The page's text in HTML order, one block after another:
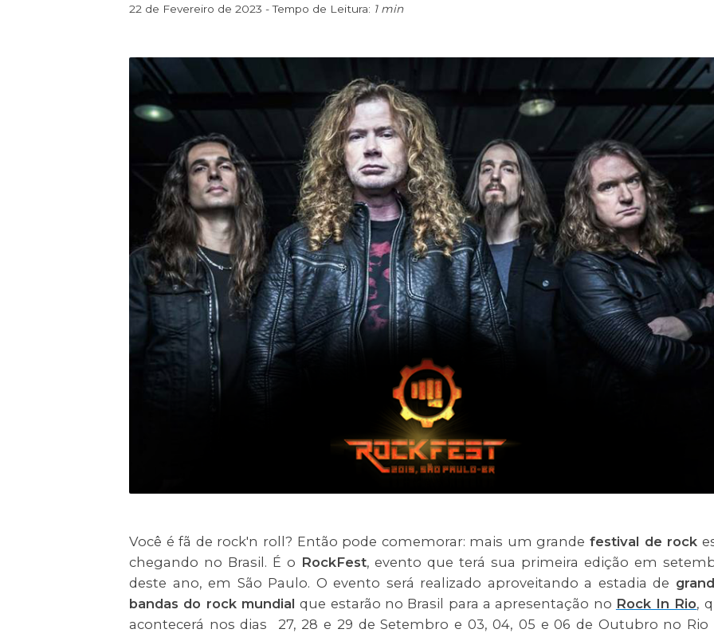
22 de Fevereiro de 2023 - Tempo de Leitura: 1 min
Você é fã de rock'n roll? Então pode comemorar: mais um grandefestival de rock
chegando no Brasil. É o RockFest, evento que terá sua primeira edição em
deste ano, em São Paulo. O evento será realizado aproveitando a estadia de
bandas do rock mundialque estarão no Brasil para a apresentação no Rock In Rio,
acontecerá nos dias 27, 28 e 29 de Setembro e 03, 04, 05 e 06 de Outubro no Rio